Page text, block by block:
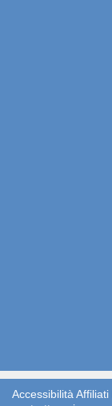
Accessibilità Affiliati